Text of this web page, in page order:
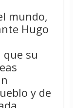
mundo,
Hugo
su
y de